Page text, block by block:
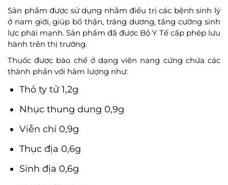
Sản phẩm được sử dụng nhằm điều trị các bệnh sinh lý
ở nam giới, giúp bổ thận, tráng dương, tăng cường sinh
lực phái mạnh. Sản phẩm đã được Bộ Y Tế cấp phép lưu
hành trên thị trường.
Thuốc được bào chế ở dạng viên nang cứng chứa các
thành phần với hàm lượng như:
Thỏ ty tử 1,2g
Nhục thung dung 0,9g
Viễn chí 0,9g
Thục địa 0,6g
Sinh địa 0,6g